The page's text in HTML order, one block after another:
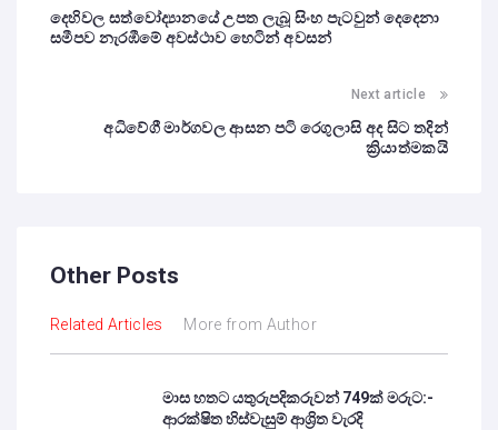
දෙහිවල සත්වෝද්‍යානයේ උපත ලැබූ සිංහ පැටවුන් දෙදෙනා
සමීපව නැරඹීමේ අවස්ථාව හෙටින් අවසන්
Next article
අධිවේගී මාර්ගවල ආසන පටි රෙගුලාසි අද සිට තදින්
ක්‍රියාත්මකයි
Other Posts
Related Articles More from Author
මාස හතට යතුරුපදිකරුවන් 749ක් මරුට:-
ආරක්ෂිත හිස්වැසුම් ආශ්‍රිත වැරදි